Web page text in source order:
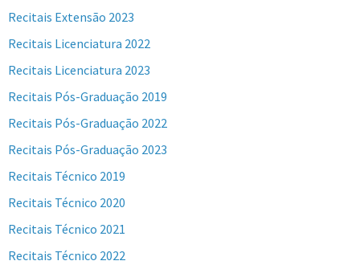
Recitais Extensão 2023
Recitais Licenciatura 2022
Recitais Licenciatura 2023
Recitais Pós-Graduação 2019
Recitais Pós-Graduação 2022
Recitais Pós-Graduação 2023
Recitais Técnico 2019
Recitais Técnico 2020
Recitais Técnico 2021
Recitais Técnico 2022